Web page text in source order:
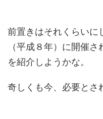
前置きはそれくらいに
（平成８年）に開催
を紹介しようかな。
奇しくも今、必要とさ